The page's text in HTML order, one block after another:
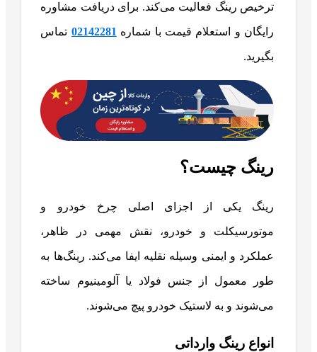
ترخیص رینگ فعالیت می‌کند. برای دریافت مشاوره
رایگان و استعلام قیمت با شماره 02142281 تماس
بگیرید.
رینگ چیست؟
رینگ یکی از اجزای اصلی چرخ خودرو و
موتورسیکلت و خودرو، نقش مهمی در ظاهر،
عملکرد و ایمنی وسیله نقلیه ایفا می‌کند. رینگ‌ها به
طور معمول از جنس فولاد یا آلومینیوم ساخته
می‌شوند و به لاستیک خودرو پیچ می‌شوند.
انواع رینگ وارداتی